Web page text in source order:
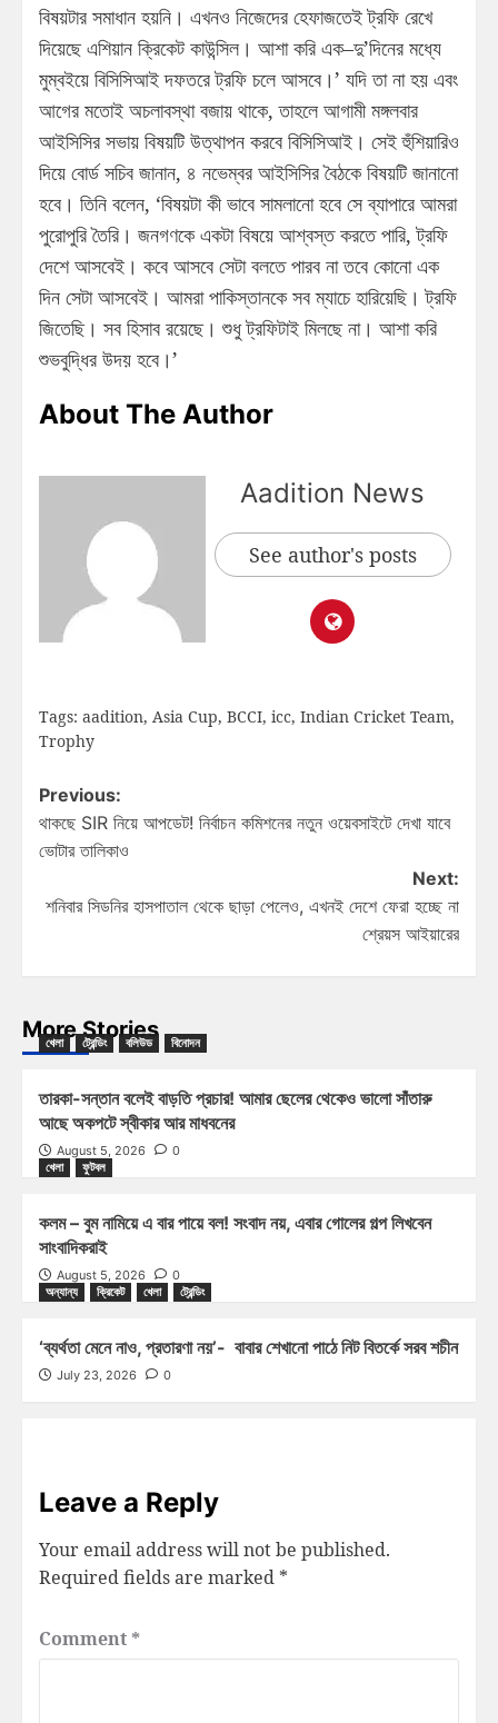
বিষয়টার সমাধান হয়নি। এখনও নিজেদের হেফাজতেই ট্রফি রেখে
দিয়েছে এশিয়ান ক্রিকেট কাউন্সিল। আশা করি এক–দু’দিনের মধ্যে
মুম্বইয়ে বিসিসিআই দফতরে ট্রফি চলে আসবে।’ যদি তা না হয় এবং
আগের মতোই অচলাবস্থা বজায় থাকে, তাহলে আগামী মঙ্গলবার
আইসিসির সভায় বিষয়টি উত্থাপন করবে বিসিসিআই। সেই হুঁশিয়ারিও
দিয়ে বোর্ড সচিব জানান, ৪ নভেম্বর আইসিসির বৈঠকে বিষয়টি জানানো
হবে। তিনি বলেন, ‘বিষয়টা কী ভাবে সামলানো হবে সে ব্যাপারে আমরা
পুরোপুরি তৈরি। জনগণকে একটা বিষয়ে আশ্বস্ত করতে পারি, ট্রফি
দেশে আসবেই। কবে আসবে সেটা বলতে পারব না তবে কোনো এক
দিন সেটা আসবেই। আমরা পাকিস্তানকে সব ম্যাচে হারিয়েছি। ট্রফি
জিতেছি। সব হিসাব রয়েছে। শুধু ট্রফিটাই মিলছে না। আশা করি
শুভবুদ্ধির উদয় হবে।’
About The Author
Aadition News
See author's posts
Tags: aadition, Asia Cup, BCCI, icc, Indian Cricket Team,
Trophy
Previous:
থাকছে SIR নিয়ে আপডেট! নির্বাচন কমিশনের নতুন ওয়েবসাইটে দেখা যাবে
ভোটার তালিকাও
Next:
শনিবার সিডনির হাসপাতাল থেকে ছাড়া পেলেও, এখনই দেশে ফেরা হচ্ছে না
শ্রেয়স আইয়ারের
More Stories
খেলা ট্রেন্ডিং বলিউড বিনোদন
তারকা-সন্তান বলেই বাড়তি প্রচার! আমার ছেলের থেকেও ভালো সাঁতারু
আছে অকপটে স্বীকার আর মাধবনের
August 5, 2026
0
খেলা
ফুটবল
কলম – বুম নামিয়ে এ বার পায়ে বল! সংবাদ নয়, এবার গোলের গল্প লিখবেন
সাংবাদিকরাই
August 5, 2026
0
অন্যান্য
ক্রিকেট খেলা ট্রেন্ডিং
‘ব্যর্থতা মেনে নাও, প্রতারণা নয়’- বাবার শেখানো পাঠে নিট বিতর্কে সরব শচীন
July 23, 2026 0
Leave a Reply
Your email address will not be published.
Required fields are marked *
Comment *